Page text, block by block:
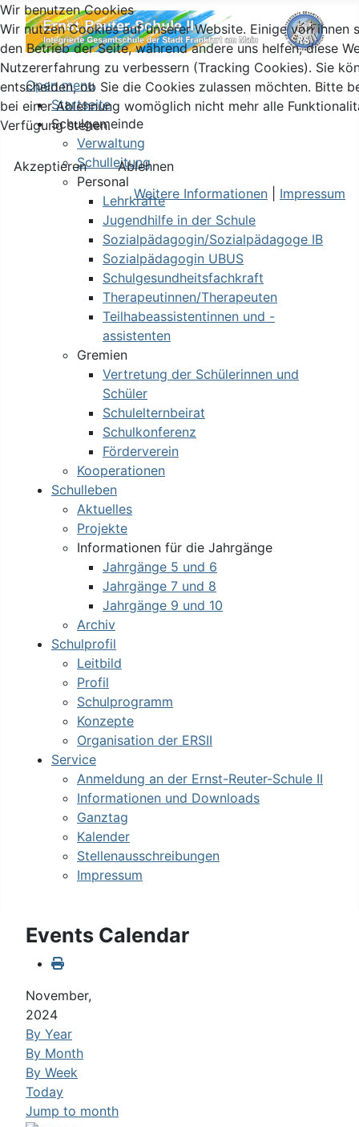
Open menu
Startseite
Schulgemeinde
Verwaltung
Schulleitung
Personal
Lehrkräfte
Jugendhilfe in der Schule
Sozialpädagogin/Sozialpädagoge IB
Sozialpädagogin UBUS
Schulgesundheitsfachkraft
Therapeutinnen/Therapeuten
Teilhabeassistentinnen und -
assistenten
Gremien
Vertretung der Schülerinnen und
Schüler
Schulelternbeirat
Schulkonferenz
Förderverein
Kooperationen
Schulleben
Aktuelles
Projekte
Informationen für die Jahrgänge
Jahrgänge 5 und 6
Jahrgänge 7 und 8
Jahrgänge 9 und 10
Archiv
Schulprofil
Leitbild
Profil
Schulprogramm
Konzepte
Organisation der ERSII
Service
Anmeldung an der Ernst-Reuter-Schule II
Informationen und Downloads
Ganztag
Kalender
Stellenausschreibungen
Impressum
Events Calendar
November,
2024
By Year
By Month
By Week
Today
Jump to month
Wir benutzen Cookies
Wir nutzen Cookies auf unserer Website. Einige von ihnen
den Betrieb der Seite, während andere uns helfen, diese
Nutzererfahrung zu verbessern (Tracking Cookies). Sie
entscheiden, ob Sie die Cookies zulassen möchten. Bitte
bei einer Ablehnung womöglich nicht mehr alle
Verfügung stehen.
Akzeptieren
Ablehnen
Weitere Informationen
Impressum